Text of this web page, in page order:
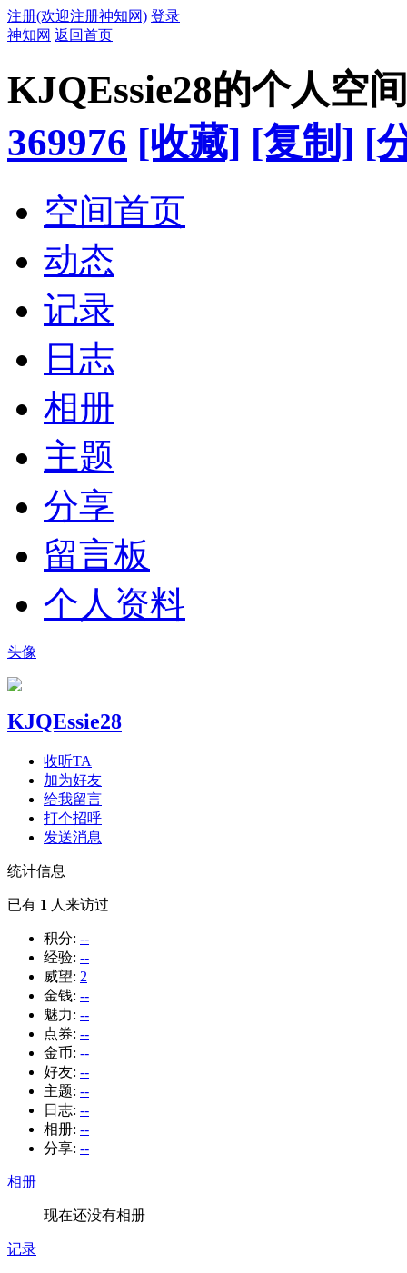
注册(欢迎注册神知网) 登录
神知网 返回首页
KJQEssie28的个人空间
369976 [收藏] [复制] [
空间首页
动态
记录
日志
相册
主题
分享
留言板
个人资料
头像
KJQEssie28
收听TA
加为好友
给我留言
打个招呼
发送消息
统计信息
已有 1 人来访过
积分: --
经验: --
威望: 2
金钱: --
魅力: --
点券: --
金币: --
好友: --
主题: --
日志: --
相册: --
分享: --
相册
现在还没有相册
记录